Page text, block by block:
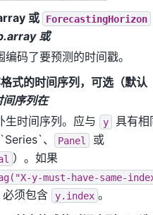
或 ForecastingHorizon
或
码了要预测的时间戳。
式的时间序列，可选（默认
间序列在
生时间序列。应与
y
具有相
、 Panel 或
）。如果
y-must-have-same-
必须包含 y.index 。